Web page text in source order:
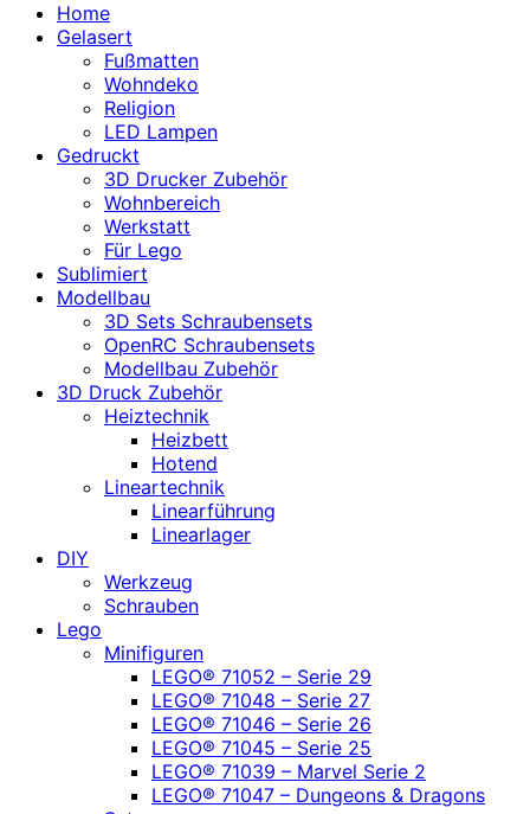
Home
Gelasert
Fußmatten
Wohndeko
Religion
LED Lampen
Gedruckt
3D Drucker Zubehör
Wohnbereich
Werkstatt
Für Lego
Sublimiert
Modellbau
3D Sets Schraubensets
OpenRC Schraubensets
Modellbau Zubehör
3D Druck Zubehör
Heiztechnik
Heizbett
Hotend
Lineartechnik
Linearführung
Linearlager
DIY
Werkzeug
Schrauben
Lego
Minifiguren
LEGO® 71052 – Serie 29
LEGO® 71048 – Serie 27
LEGO® 71046 – Serie 26
LEGO® 71045 – Serie 25
LEGO® 71039 – Marvel Serie 2
LEGO® 71047 – Dungeons & Dragons